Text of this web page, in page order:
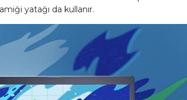
yatağı da kullanır.